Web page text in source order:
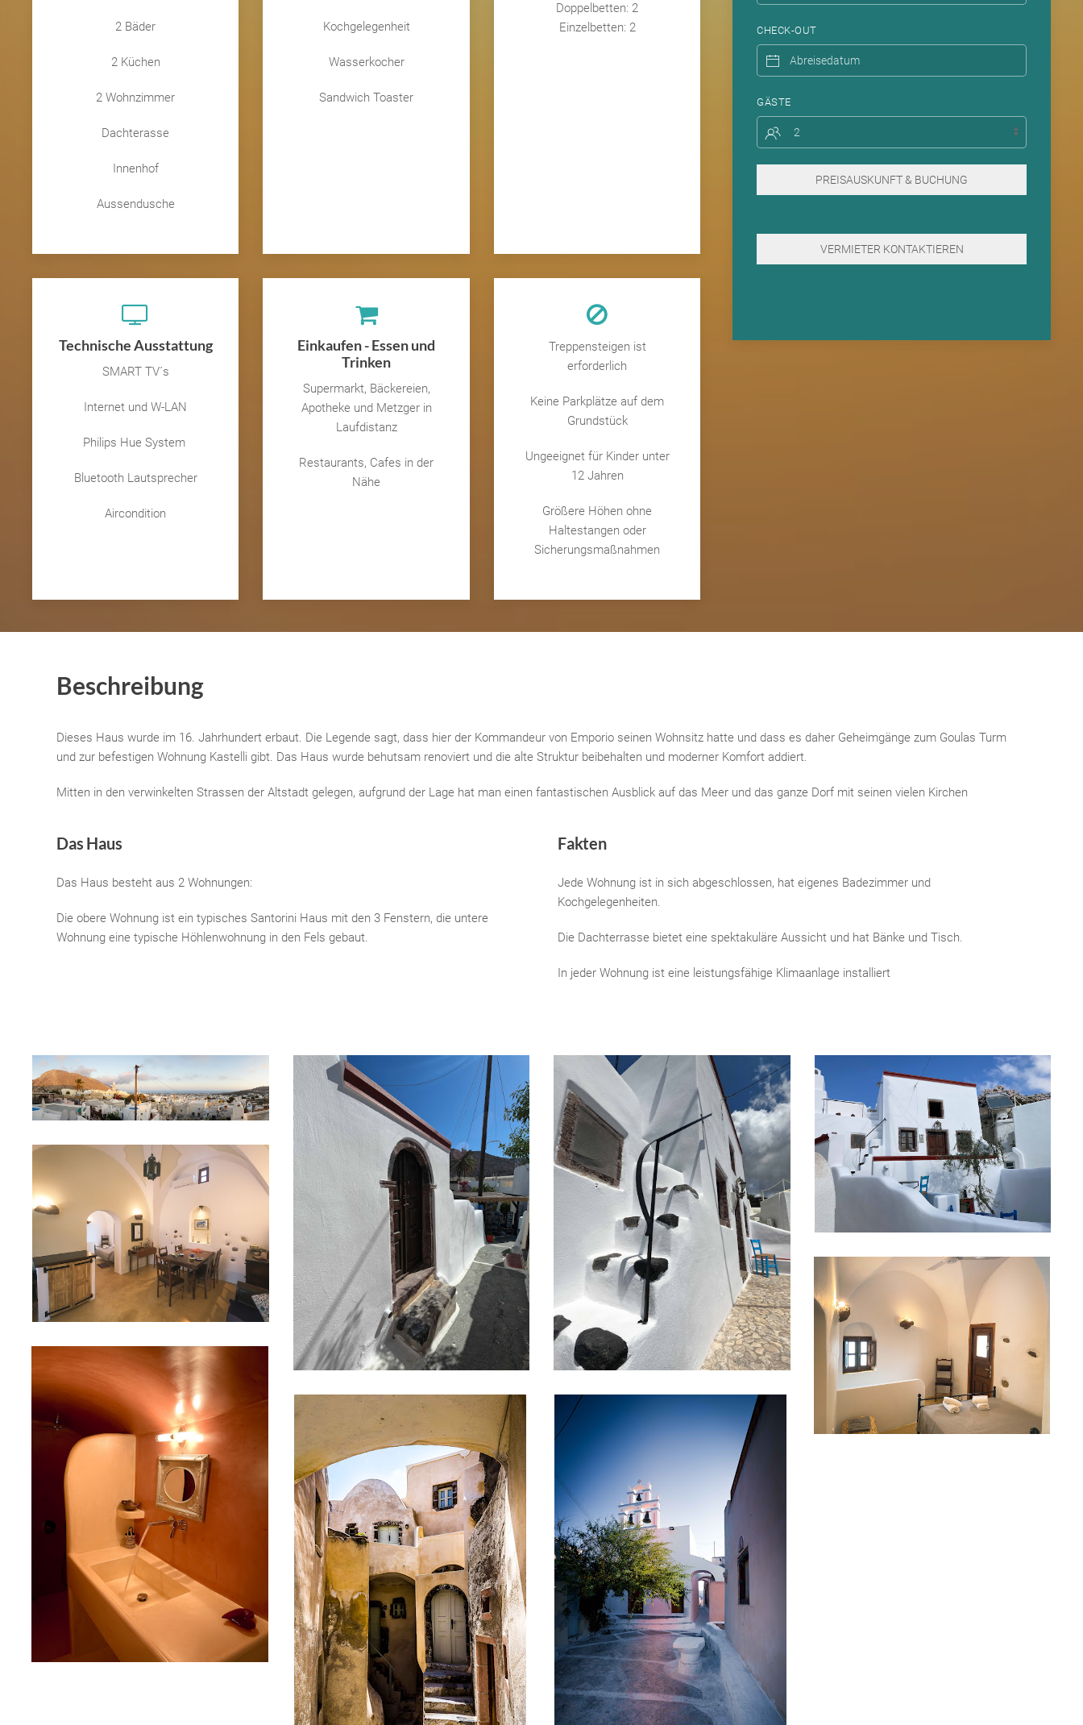
2 Bäder
2 Küchen
2 Wohnzimmer
Dachterasse
Innenhof
Aussendusche
Kochgelegenheit
Wasserkocher
Sandwich Toaster
Doppelbetten: 2
Einzelbetten: 2
Technische Ausstattung
SMART TV´s
Internet und W-LAN
Philips Hue System
Bluetooth Lautsprecher
Aircondition
Einkaufen - Essen und
Trinken
Supermarkt, Bäckereien,
Apotheke und Metzger in
Laufdistanz
Restaurants, Cafes in der
Nähe
Treppensteigen ist
erforderlich
Keine Parkplätze auf dem
Grundstück
Ungeeignet für Kinder unter
12 Jahren
Größere Höhen ohne
Haltestangen oder
Sicherungsmaßnahmen
CHECK-OUT
GÄSTE
Beschreibung
Dieses Haus wurde im 16. Jahrhundert erbaut. Die Legende sagt, dass hier der Kommandeur von Emporio seinen Wohnsitz hatte und dass es daher Geheimgänge zum Goulas Turm
und zur befestigen Wohnung Kastelli gibt. Das Haus wurde behutsam renoviert und die alte Struktur beibehalten und moderner Komfort addiert.
Mitten in den verwinkelten Strassen der Altstadt gelegen, aufgrund der Lage hat man einen fantastischen Ausblick auf das Meer und das ganze Dorf mit seinen vielen Kirchen
Das Haus
Das Haus besteht aus 2 Wohnungen:
Die obere Wohnung ist ein typisches Santorini Haus mit den 3 Fenstern, die untere
Wohnung eine typische Höhlenwohnung in den Fels gebaut.
Fakten
Jede Wohnung ist in sich abgeschlossen, hat eigenes Badezimmer und
Kochgelegenheiten.
Die Dachterrasse bietet eine spektakuläre Aussicht und hat Bänke und Tisch.
In jeder Wohnung ist eine leistungsfähige Klimaanlage installiert